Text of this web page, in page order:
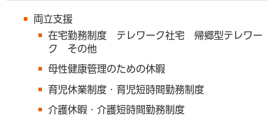
両立支援
在宅勤務制度 テレワーク社宅 帰郷型テレワー
ク その他
母性健康管理のための休暇
育児休業制度・育児短時間勤務制度
介護休暇・介護短時間勤務制度